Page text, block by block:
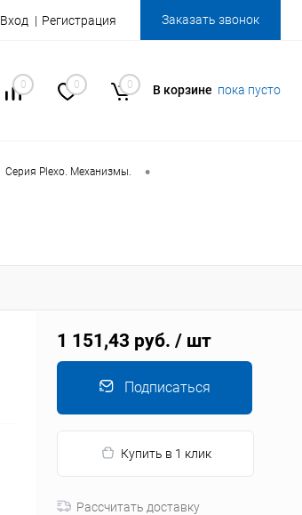
Вход Регистрация Заказать звонок
0 0 0 В корзине пока пусто
Серия Plexo. Механизмы. •
1 151,43 руб. / шт
Подписаться
Купить в 1 клик
Рассчитать доставку